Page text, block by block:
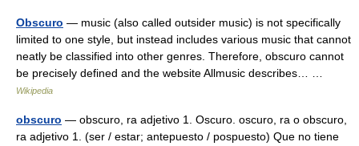
Obscuro — music (also called outsider music) is not specifically
limited to one style, but instead includes various music that cannot
neatly be classified into other genres. Therefore, obscuro cannot
be precisely defined and the website Allmusic describes… …
Wikipedia
obscuro — obscuro, ra adjetivo 1. Oscuro. oscuro, ra o obscuro,
ra adjetivo 1. (ser / estar; antepuesto / pospuesto) Que no tiene